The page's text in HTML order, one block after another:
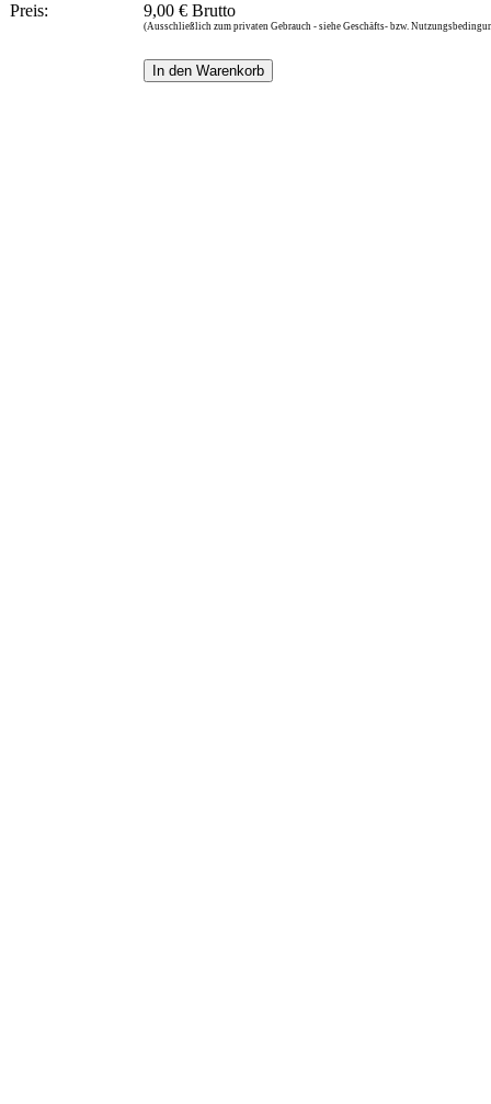
Preis: 9,00 € Brutto
(Ausschließlich zum privaten Gebrauch - siehe Geschäfts- bzw.